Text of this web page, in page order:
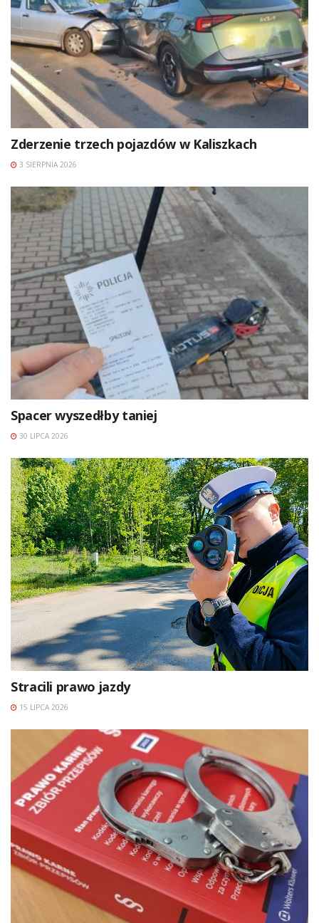
Zderzenie trzech pojazdów w Kaliszkach
3 SIERPNIA 2026
Spacer wyszedłby taniej
30 LIPCA 2026
Stracili prawo jazdy
15 LIPCA 2026